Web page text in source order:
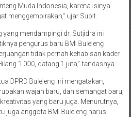
Muda Indonesia, karena isinya
menggembirakan,” ujar Supit.
yang mendampingi dr. Sutjidra ini
pengurus baru BMI Buleleng
tidak pernah kehabisan kader.
1.000, datang 1 juta,” tandasnya.
DPRD Buleleng ini mengatakan,
wajah baru, dan semangat baru,
yang baru juga. Menurutnya,
juga anggota BMI Buleleng harus